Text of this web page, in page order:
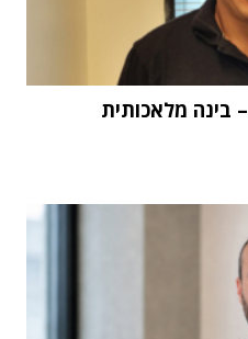
"העתיד הוא Physical AI – בינה מלאכותית